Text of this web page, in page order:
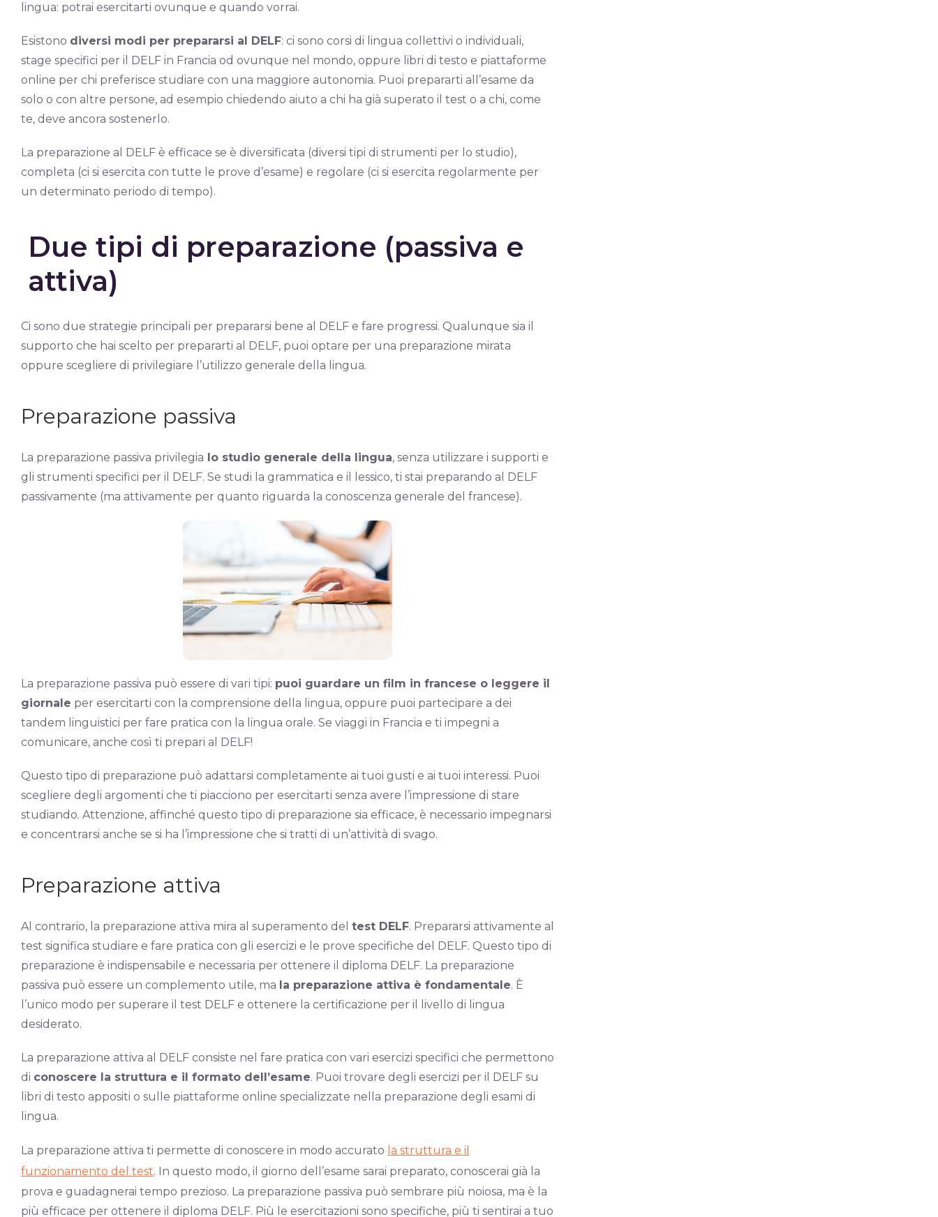
lingua: potrai esercitarti ovunque e quando vorrai.
Esistono diversi modi per prepararsi al DELF: ci sono corsi di lingua collettivi o individuali,
stage specifici per il DELF in Francia od ovunque nel mondo, oppure libri di testo e piattaforme
online per chi preferisce studiare con una maggiore autonomia. Puoi prepararti all’esame da
solo o con altre persone, ad esempio chiedendo aiuto a chi ha già superato il test o a chi, come
te, deve ancora sostenerlo.
La preparazione al DELF è efficace se è diversificata (diversi tipi di strumenti per lo studio),
completa (ci si esercita con tutte le prove d’esame) e regolare (ci si esercita regolarmente per
un determinato periodo di tempo).
Due tipi di preparazione (passiva e
attiva)
Ci sono due strategie principali per prepararsi bene al DELF e fare progressi. Qualunque sia il
supporto che hai scelto per prepararti al DELF, puoi optare per una preparazione mirata
oppure scegliere di privilegiare l’utilizzo generale della lingua.
Preparazione passiva
La preparazione passiva privilegia lo studio generale della lingua, senza utilizzare i supporti e
gli strumenti specifici per il DELF. Se studi la grammatica e il lessico, ti stai preparando al DELF
passivamente (ma attivamente per quanto riguarda la conoscenza generale del francese).
La preparazione passiva può essere di vari tipi: puoi guardare un film in francese o leggere il
giornale per esercitarti con la comprensione della lingua, oppure puoi partecipare a dei
tandem linguistici per fare pratica con la lingua orale. Se viaggi in Francia e ti impegni a
comunicare, anche così ti prepari al DELF!
Questo tipo di preparazione può adattarsi completamente ai tuoi gusti e ai tuoi interessi. Puoi
scegliere degli argomenti che ti piacciono per esercitarti senza avere l’impressione di stare
studiando. Attenzione, affinché questo tipo di preparazione sia efficace, è necessario impegnarsi
e concentrarsi anche se si ha l’impressione che si tratti di un’attività di svago.
Preparazione attiva
Al contrario, la preparazione attiva mira al superamento del test DELF. Prepararsi attivamente al
test significa studiare e fare pratica con gli esercizi e le prove specifiche del DELF. Questo tipo di
preparazione è indispensabile e necessaria per ottenere il diploma DELF. La preparazione
passiva può essere un complemento utile, ma la preparazione attiva è fondamentale. È
l’unico modo per superare il test DELF e ottenere la certificazione per il livello di lingua
desiderato.
La preparazione attiva al DELF consiste nel fare pratica con vari esercizi specifici che permettono
di conoscere la struttura e il formato dell’esame. Puoi trovare degli esercizi per il DELF su
libri di testo appositi o sulle piattaforme online specializzate nella preparazione degli esami di
lingua.
La preparazione attiva ti permette di conoscere in modo accurato la struttura e il
funzionamento del test. In questo modo, il giorno dell’esame sarai preparato, conoscerai già la
prova e guadagnerai tempo prezioso. La preparazione passiva può sembrare più noiosa, ma è la
più efficace per ottenere il diploma DELF. Più le esercitazioni sono specifiche, più ti sentirai a tuo